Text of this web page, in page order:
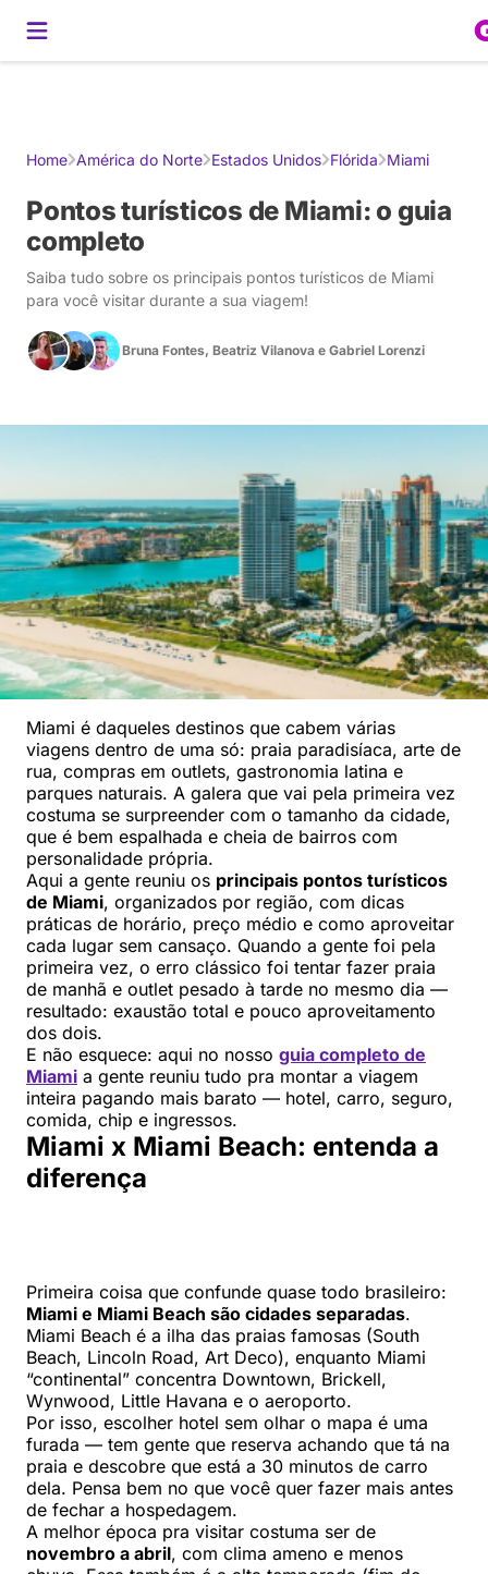
Gerador de Roteiros Estados
Home América do Norte Estados Unidos Flórida Miami
Pontos turísticos de Miami: o guia
completo
Saiba tudo sobre os principais pontos turísticos de Miami
para você visitar durante a sua viagem!
Bruna Fontes, Beatriz Vilanova e Gabriel Lorenzi
Miami é daqueles destinos que cabem várias
viagens dentro de uma só: praia paradisíaca, arte de
rua, compras em outlets, gastronomia latina e
parques naturais. A galera que vai pela primeira vez
costuma se surpreender com o tamanho da cidade,
que é bem espalhada e cheia de bairros com
personalidade própria.
Aqui a gente reuniu os principais pontos turísticos
de Miami, organizados por região, com dicas
práticas de horário, preço médio e como aproveitar
cada lugar sem cansaço. Quando a gente foi pela
primeira vez, o erro clássico foi tentar fazer praia
de manhã e outlet pesado à tarde no mesmo dia —
resultado: exaustão total e pouco aproveitamento
dos dois.
E não esquece: aqui no nosso guia completo de
Miami a gente reuniu tudo pra montar a viagem
inteira pagando mais barato — hotel, carro, seguro,
comida, chip e ingressos.
Miami x Miami Beach: entenda a
diferença
Primeira coisa que confunde quase todo brasileiro:
Miami e Miami Beach são cidades separadas.
Miami Beach é a ilha das praias famosas (South
Beach, Lincoln Road, Art Deco), enquanto Miami
“continental” concentra Downtown, Brickell,
Wynwood, Little Havana e o aeroporto.
Por isso, escolher hotel sem olhar o mapa é uma
furada — tem gente que reserva achando que tá na
praia e descobre que está a 30 minutos de carro
dela. Pensa bem no que você quer fazer mais antes
de fechar a hospedagem.
A melhor época pra visitar costuma ser de
novembro a abril, com clima ameno e menos